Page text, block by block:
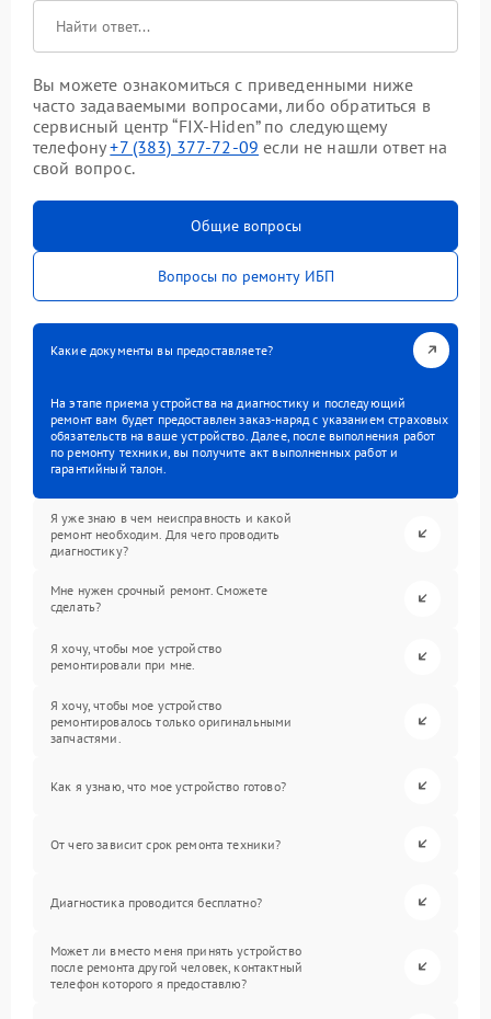
Вы можете ознакомиться с приведенными ниже
часто задаваемыми вопросами, либо обратиться в
сервисный центр “FIX-Hiden” по следующему
телефону+7 (383) 377-72-09 если не нашли ответ на
свой вопрос.
Общие вопросы
Вопросы по ремонту ИБП
Какие документы вы предоставляете?
На этапе приема устройства на диагностику и последующий
ремонт вам будет предоставлен заказ-наряд с указанием страховых
обязательств на ваше устройство. Далее, после выполнения работ
по ремонту техники, вы получите акт выполненных работ и
гарантийный талон.
Я уже знаю в чем неисправность и какой
ремонт необходим. Для чего проводить
диагностику?
Мне нужен срочный ремонт. Сможете
сделать?
Я хочу, чтобы мое устройство
ремонтировали при мне.
Я хочу, чтобы мое устройство
ремонтировалось только оригинальными
запчастями.
Как я узнаю, что мое устройство готово?
От чего зависит срок ремонта техники?
Диагностика проводится бесплатно?
Может ли вместо меня принять устройство
после ремонта другой человек, контактный
телефон которого я предоставлю?